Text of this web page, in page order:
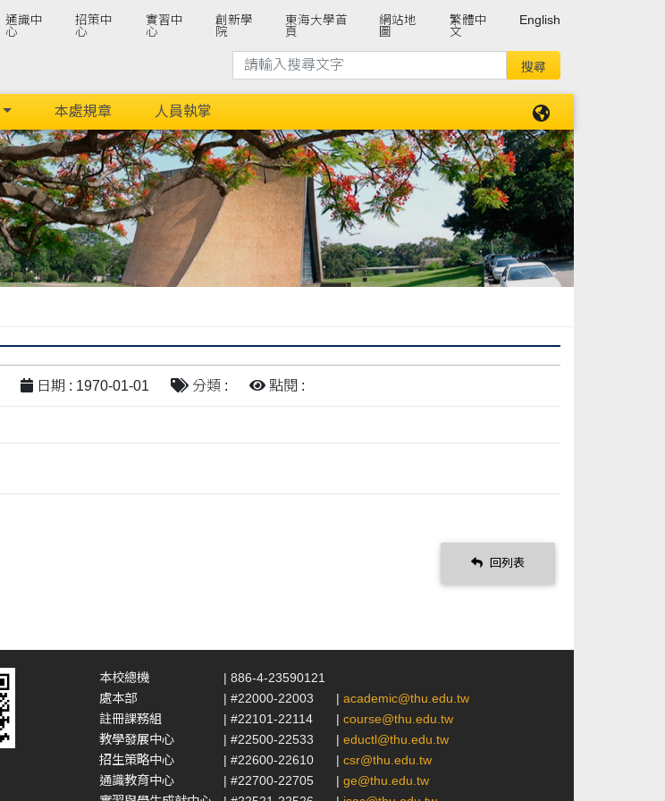
通識中
心
招策中
心
實習中
心
創新學
院
東海大學首
頁
網站地
圖
繁體中
文
English
本處規章 人員執掌
日期 : 1970-01-01 分類 : 點閱 :
回列表
本校總機
| 886-4-23590121
處本部
| #22000-22003 | academic@thu.edu.tw
註冊課務組
| #22101-22114 | course@thu.edu.tw
教學發展中心
| #22500-22533 | eductl@thu.edu.tw
招生策略中心
| #22600-22610 | csr@thu.edu.tw
通識教育中心
| #22700-22705 | ge@thu.edu.tw